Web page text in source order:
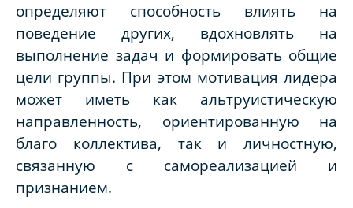
определяют способность влиять на
поведение других, вдохновлять на
выполнение задач и формировать общие
цели группы. При этом мотивация лидера
может иметь как альтруистическую
направленность, ориентированную на
благо коллектива, так и личностную,
связанную с самореализацией и
признанием.